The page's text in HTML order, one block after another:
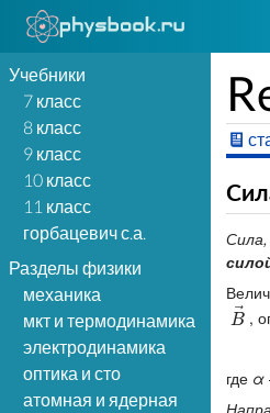
Учебники
7 класс
8 класс
9 класс
10 класс
11 класс
горбацевич с.а.
Разделы физики
механика
мкт и термодинамика
электродинамика
оптика и сто
атомная и ядерная
B⃗
B→,
где α